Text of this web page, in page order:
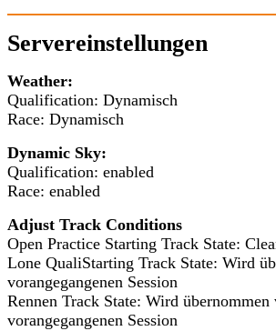
Servereinstellungen
Weather:
Qualification: Dynamisch
Race: Dynamisch
Dynamic Sky:
Qualification: enabled
Race: enabled
Adjust Track Conditions
Open Practice Starting Track State:
Lone QualiStarting Track State: Wird
vorangegangenen Session
Rennen Track State: Wird übernommen
vorangegangenen Session